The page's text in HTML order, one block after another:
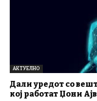
АКТУЕЛНО
Дали уредот со
кој работат Џони